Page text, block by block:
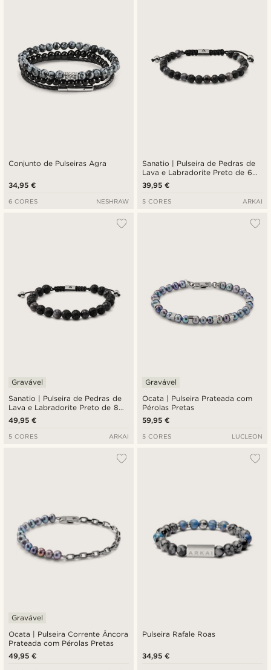
Conjunto de Pulseiras Agra
34,95 €
6 CORES NESHRAW
Sanatio | Pulseira de Pedras de
Lava e Labradorite Preto de 6
mm
39,95 €
5 CORES ARKAI
Sanatio | Pulseira de Pedras de
Lava e Labradorite Preto de 8
mm
Gravável
49,95 €
5 CORES ARKAI
Ocata | Pulseira Prateada com
Pérolas Pretas
Gravável
59,95 €
5 CORES LUCLEON
Ocata | Pulseira Corrente Âncora
Prateada com Pérolas Pretas
Gravável
49,95 €
Pulseira Rafale Roas
34,95 €